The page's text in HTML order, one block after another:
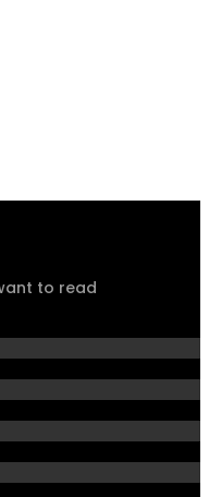
to read